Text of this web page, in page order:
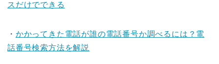
スだけでできる
・ かかってきた電話が誰の電話番号か調べるには？電
話番号検索方法を解説